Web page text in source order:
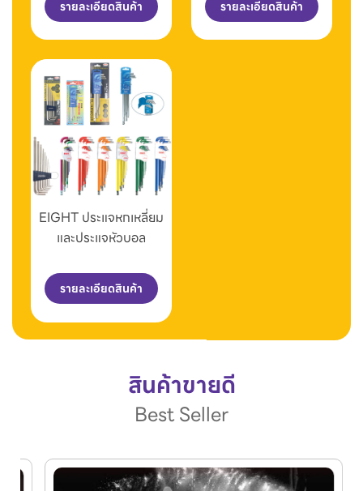
รายละเอียดสินค้า รายละเอียดสินค้า
EIGHT ประแจหกเหลี่ยม
และประแจหัวบอล
รายละเอียดสินค้า
สินค้าขายดี
Best Seller